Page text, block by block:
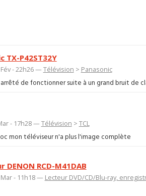
TX-P42ST32Y
- 22h26 —Télévision > Panasonic
de fonctionner suite à un grand bruit de
- 17h28 —Télévision > TCL
mon téléviseur n'a plus l'image complète
DENON RCD-M41DAB
- 11h18 — Lecteur DVD/CD/Blu-ray,